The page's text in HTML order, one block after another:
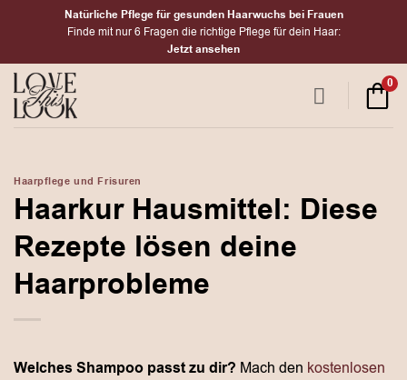
Natürliche Pflege für gesunden Haarwuchs bei Frauen
Finde mit nur 6 Fragen die richtige Pflege für dein Haar:
Jetzt ansehen
0
Haarpflege und Frisuren
Haarkur Hausmittel: Diese
Rezepte lösen deine
Haarprobleme
Welches Shampoo passt zu dir? Mach den kostenlosen